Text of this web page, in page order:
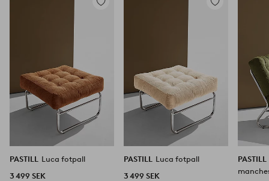
Lägg
PASTILL
Luca fotpall
3 499 SEK
Lägg
PASTILL
Luca fotpall
3 499 SEK
PASTILL